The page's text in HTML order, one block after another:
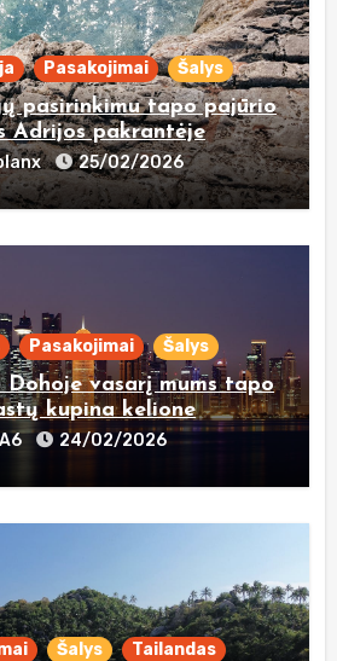
Pasakojimai Šalys
pasirinkimu tapo pajūrio
Adrijos pakrantėje
25/02/2026
Pasakojimai Šalys
vasarį mums tapo
kupina kelione
A6 24/02/2026
Šalys Tailandas